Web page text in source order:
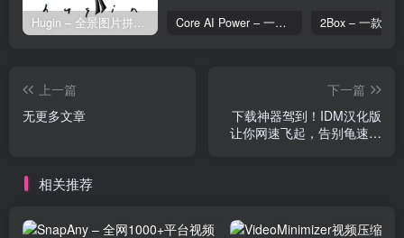
Hugin – 全景图片拼接工具 Core AI Power – 一款专为 WordPress 设计的 AI 增强插件
上一篇
无更多文章
下一篇
下载神器驾到！IDM汉化版
让你网速飞起，告别龟速下
相关推荐